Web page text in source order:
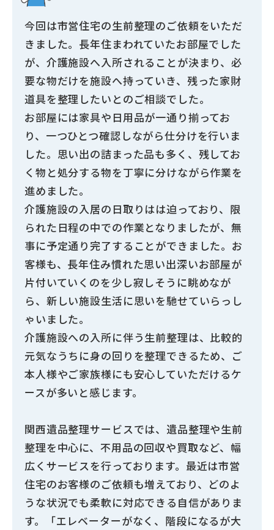
今回は市営住宅の生前整理のご依頼をいただ
きました。長年住まわれていたお部屋でした
が、介護施設へ入所されることが決まり、必
要な物だけを施設へ持っていき、残った家財
道具を整理したいとのご相談でした。
お部屋には家具や日用品が一通り揃ってお
り、一つひとつ確認しながら仕分けを行いま
した。思い出の詰まった品も多く、残してお
く物と処分する物を丁寧に分けながら作業を
進めました。
介護施設の入居の日取りはは迫っており、限
られた日程の中での作業となりましたが、無
事に予定通り完了することができました。お
客様も、長年住み慣れた思い出深いお部屋が
片付いていくのを少し寂しそうに眺めなが
ら、新しい施設生活に思いを馳せていらっし
ゃいました。
介護施設への入所に伴う生前整理は、比較的
元気なうちに身の回りを整理できるため、ご
本人様やご家族様にも安心していただけるケ
ースが多いと感じます。
関西遺品整理サービスでは、遺品整理や生前
整理を中心に、不用品の回収や買取など、幅
広くサービスを行っております。最近は市営
住宅のお客様のご依頼も増えており、どのよ
うな状況でも柔軟に対応できる自信がありま
す。「エレベーターがなく、階段になるが大